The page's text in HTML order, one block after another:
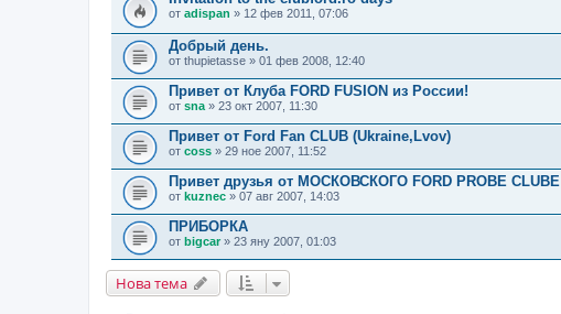
от adispan » 12 фев 2011, 07:06
Добрый день.
от thupietasse » 01 фев 2008, 12:40
Привет от Клуба FORD FUSION из России!
от sna » 23 окт 2007, 11:30
Привет от Ford Fan CLUB (Ukraine,Lvov)
от coss » 29 ное 2007, 11:52
Привет друзья от МОСКОВСКОГО FORD PROBE CLUBE
от kuznec » 07 авг 2007, 14:03
ПРИБОРКА
от bigcar » 23 яну 2007, 01:03
Нова тема